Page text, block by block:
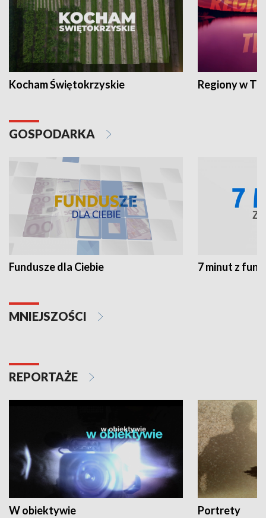
Kocham Świętokrzyskie Regiony w
GOSPODARKA
Fundusze dla Ciebie 7 minut z
MNIEJSZOŚCI
REPORTAŻE
W obiektywie Portrety